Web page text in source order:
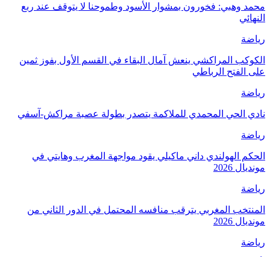
محمد وهبي: فخورون بمشوار الأسود وطموحنا لا يتوقف عند ربع
النهائي
رياضة
الكوكب المراكشي ينعش آمال البقاء في القسم الأول بفوز ثمين
على الفتح الرباطي
رياضة
نادي الحي المحمدي للملاكمة يتصدر بطولة عصبة مراكش-آسفي
رياضة
الحكم الهولندي داني ماكيلي يقود مواجهة المغرب وهايتي في
مونديال 2026
رياضة
المنتخب المغربي يترقب منافسه المحتمل في الدور الثاني من
مونديال 2026
رياضة